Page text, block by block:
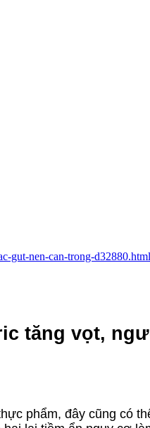
gut-nen-can-trong-d32880.html
tăng vọt,
phẩm, đây cũng có